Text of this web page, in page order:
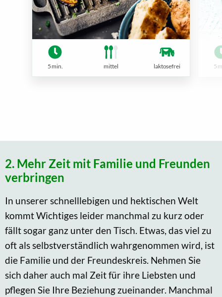
5 min. mittel laktosefrei 5
2. Mehr Zeit mit Familie und Freunden
verbringen
In unserer schnelllebigen und hektischen Welt
kommt Wichtiges leider manchmal zu kurz oder
fällt sogar ganz unter den Tisch. Etwas, das viel zu
oft als selbstverständlich wahrgenommen wird, ist
die Familie und der Freundeskreis. Nehmen Sie
sich daher auch mal Zeit für ihre Liebsten und
pflegen Sie Ihre Beziehung zueinander. Manchmal